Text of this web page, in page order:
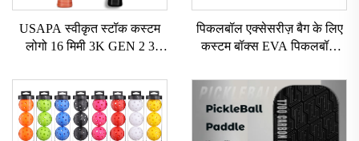
USAPA स्वीकृत स्टॉक कस्टम
लोगो 16 मिमी 3K GEN 2 3
T700 रॉ कार्बन फाइबर पिकलबॉल
पैडल 2024
पिकलबॉल एक्सेसरीज़ बैग के लिए
कस्टम बॉक्स EVA पिकलबॉल